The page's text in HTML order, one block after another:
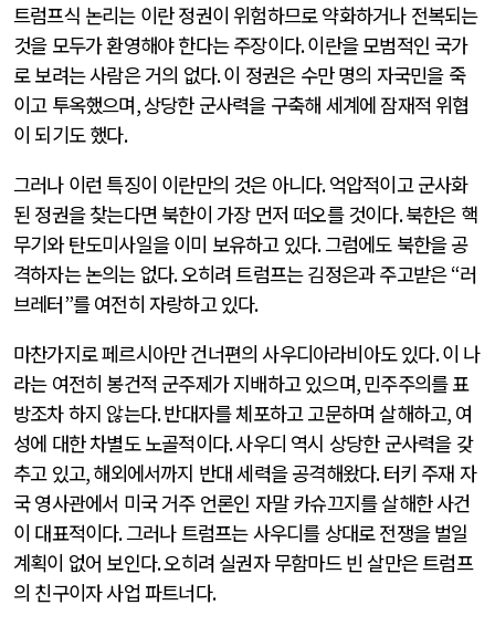
트럼프식 논리는 이란 정권이 위험하므로 약화하거나 전복되는
것을 모두가 환영해야 한다는 주장이다.이란을 모범적인 국가
로 보려는 사람은 거의 없다.이 정권은 수만 명의 자국민을 죽
이고 투옥했으며,상당한 군사력을 구축해 세계에 잠재적 위협
이 되기도 했다.
그러나 이런 특징이 이란만의 것은 아니다.억압적이고 군사화
된 정권을 찾는다면 북한이 가장 먼저 떠오를 것이다.북한은 핵
무기와 탄도미사일을 이미 보유하고 있다.그럼에도 북한을 공
격하자는 논의는 없다.오히려 트럼프는 김정은과 주고받은“러
브레터”를 여전히 자랑하고 있다.
마찬가지로 페르시아만 건너편의 사우디아라비아도 있다.이 나
라는 여전히 봉건적 군주제가 지배하고 있으며,민주주의를 표
방조차 하지 않는다.반대자를 체포하고 고문하며 살해하고, 여
성에 대한 차별도 노골적이다.사우디 역시 상당한 군사력을 갖
추고 있고,해외에서까지 반대 세력을 공격해왔다.터키 주재 자
국 영사관에서 미국 거주 언론인 자말 카슈끄지를 살해한 사건
이 대표적이다.그러나 트럼프는 사우디를 상대로 전쟁을 벌일
계획이 없어 보인다.오히려 실권자 무함마드 빈 살만은 트럼프
의 친구이자 사업 파트너다.